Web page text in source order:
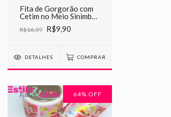
Fita de Gorgorão com
Cetim no Meio Sinimbu
R$16,39 R$9,90
DETALHES COMPRAR
64% OFF